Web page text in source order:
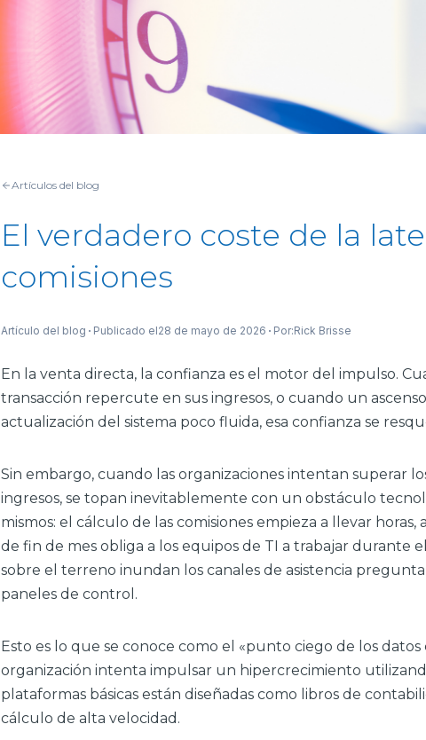
Artículos del blog
El verdadero coste de la
comisiones
Artículo del blog Publicado el28 de mayo de 2026 Por:Rick Brisse
En la venta directa, la confianza es el motor del impulso.
transacción repercute en sus ingresos, o cuando un
actualización del sistema poco fluida, esa confianza se
Sin embargo, cuando las organizaciones intentan superar
ingresos, se topan inevitablemente con un obstáculo
mismos: el cálculo de las comisiones empieza a llevar
de fin de mes obliga a los equipos de TI a trabajar durante
sobre el terreno inundan los canales de asistencia
paneles de control.
Esto es lo que se conoce como el «punto ciego de los
organización intenta impulsar un hipercrecimiento
plataformas básicas están diseñadas como libros de
cálculo de alta velocidad.